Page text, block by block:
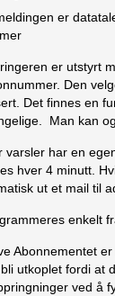
er
er utstyrt
Den
Det finnes en
Man kan
varsler har en
hver 4 minutt.
ut et mail til
enkelt
Abonnementet
utkoplet fordi at
ved å